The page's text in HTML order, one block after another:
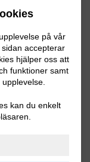
på vår
accepterar
hjälper oss att
funktioner samt
kan du enkelt